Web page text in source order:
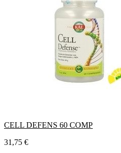
CELL DEFENS 60 COMP
Precio
31,75 €